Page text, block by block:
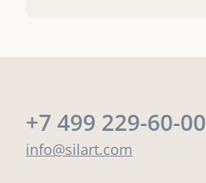
+7 499 229-60-00
info@silart.com